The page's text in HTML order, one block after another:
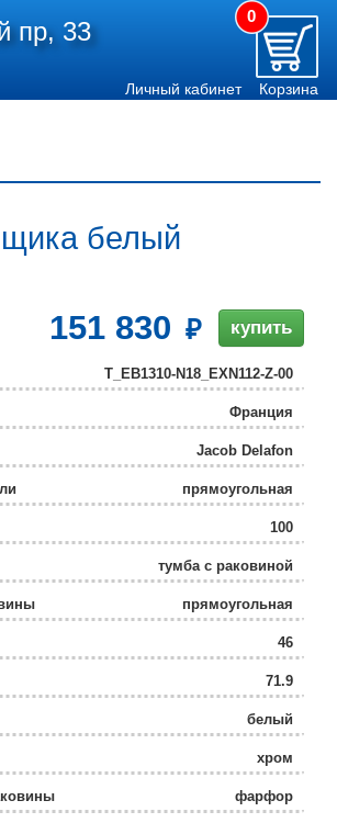
пр, 33
0
Личный кабинет Корзина
белый
151 830 купить
T_EB1310-N18_EXN112-Z-00
Франция
Jacob Delafon
прямоугольная
100
тумба с раковиной
прямоугольная
46
71.9
белый
хром
фарфор